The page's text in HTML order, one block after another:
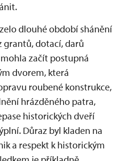
dlouhé období shánění
dotací, darů
začít postupná
dvorem, která
roubené konstrukce,
hrázděného patra,
historických dveří
Důraz byl kladen na
a respekt k historickým